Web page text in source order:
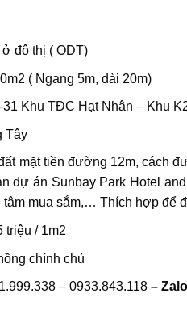
đô thị ( ODT)
( Ngang 5m, dài 20m)
31 Khu TĐC Hạt Nhân – Khu
Tây
mặt tiền đường 12m, cách
dự án Sunbay Park Hotel
tâm mua sắm,… Thích hợp để
triệu / 1m2
chính chủ
– 0933.843.118 –